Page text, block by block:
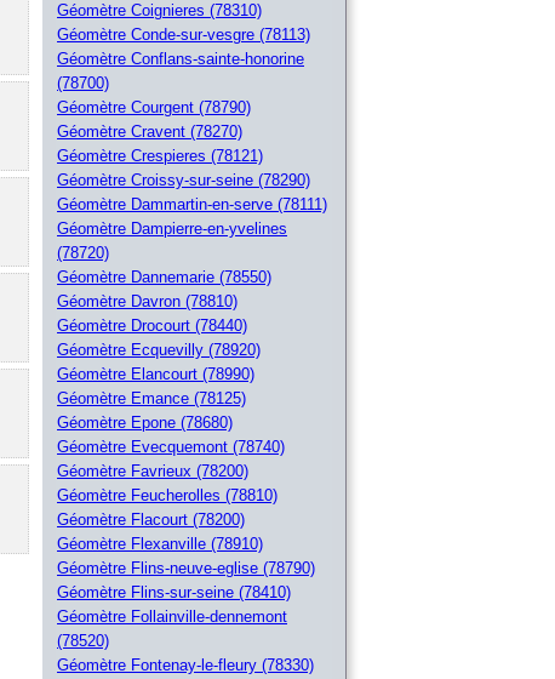
Géomètre Coignieres (78310)
Géomètre Conde-sur-vesgre (78113)
Géomètre Conflans-sainte-honorine
(78700)
Géomètre Courgent (78790)
Géomètre Cravent (78270)
Géomètre Crespieres (78121)
Géomètre Croissy-sur-seine (78290)
Géomètre Dammartin-en-serve (78111)
Géomètre Dampierre-en-yvelines
(78720)
Géomètre Dannemarie (78550)
Géomètre Davron (78810)
Géomètre Drocourt (78440)
Géomètre Ecquevilly (78920)
Géomètre Elancourt (78990)
Géomètre Emance (78125)
Géomètre Epone (78680)
Géomètre Evecquemont (78740)
Géomètre Favrieux (78200)
Géomètre Feucherolles (78810)
Géomètre Flacourt (78200)
Géomètre Flexanville (78910)
Géomètre Flins-neuve-eglise (78790)
Géomètre Flins-sur-seine (78410)
Géomètre Follainville-dennemont
(78520)
Géomètre Fontenay-le-fleury (78330)